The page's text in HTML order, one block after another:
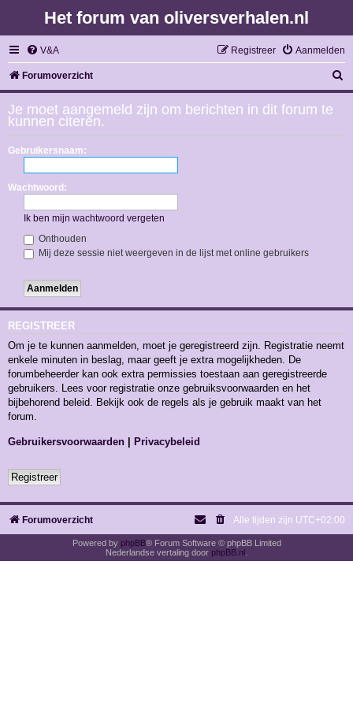
Het forum van oliversverhalen.nl
V&A Aanmelden
Registreer
Forumoverzicht
o
k
Je moet aangemeld zijn om berichten in dit forum te
kunnen citeren.
Gebruikersnaam:
Wachtwoord:
Ik ben mijn wachtwoord vergeten
Onthouden
Mij deze sessie niet weergeven in de lijst met online gebruikers
REGISTREER
Om je te kunnen aanmelden, moet je geregistreerd zijn. Registratie neemt
enkele minuten in beslag, maar geeft je extra mogelijkheden. De
forumbeheerder kan ook extra permissies toestaan aan geregistreerde
gebruikers. Lees voor registratie onze gebruiksvoorwaarden en het
bijbehorend beleid. Bekijk ook de regels als je gebruik maakt van het
forum.
Gebruikersvoorwaarden | Privacybeleid
Registreer
Forumoverzicht Alle tijden zijn UTC+02:00
Powered by phpBB® Forum Software © phpBB Limited
Nederlandse vertaling door phpBB.nl